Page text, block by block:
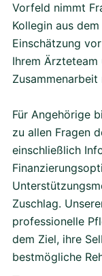
Vorfeld nimmt
Kollegin aus
Einschätzung
Ihrem
Für Angehörige
zu allen Fragen
einschließlich
Zuschlag.
professionelle
dem Ziel, ihre
bestmögliche